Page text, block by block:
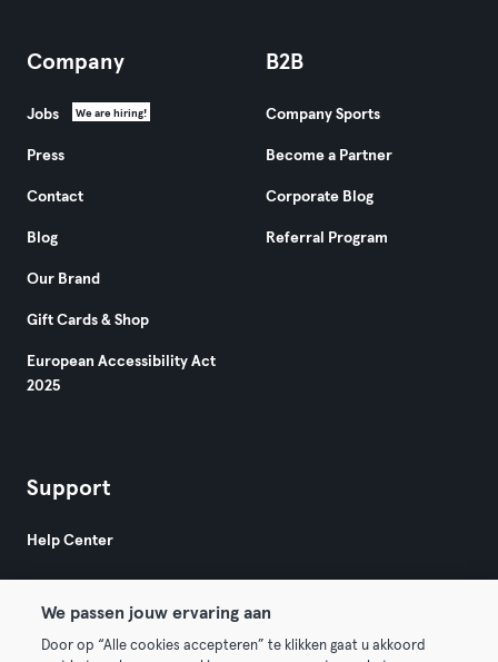
Company
Jobs We are hiring!
Press
Contact
Blog
Our Brand
Gift Cards & Shop
European Accessibility Act
2025
B2B
Company Sports
Become a Partner
Corporate Blog
Referral Program
Support
Help Center
We passen jouw ervaring aan
Door op “Alle cookies accepteren” te klikken gaat u akkoord